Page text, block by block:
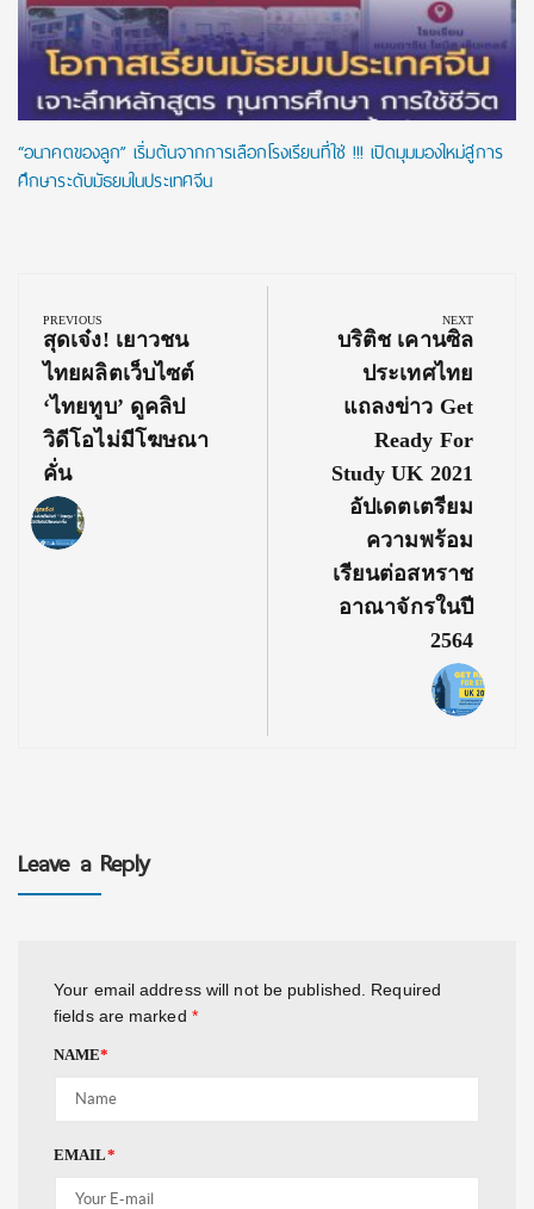
“อนาคตของลูก” เริ่มต้นจากการเลือกโรงเรียนที่ใช่ !!! เปิดมุมมองใหม่สู่การ
ศึกษาระดับมัธยมในประเทศจีน
navigation
PREVIOUS
Previous
Post:
สุดเจ๋ง! เยาวชน
ไทยผลิตเว็บไซต์
‘ไทยทูบ’ ดูคลิป
วิดีโอไม่มีโฆษณา
คั่น
NEXT
Next
Post:
บริติช เคานซิล
ประเทศไทย
แถลงข่าว Get
Ready For
Study UK 2021
อัปเดตเตรียม
ความพร้อม
เรียนต่อสหราช
อาณาจักรในปี
2564
Leave a Reply
Your email address will not be published.
Required
fields are marked *
NAME*
EMAIL*